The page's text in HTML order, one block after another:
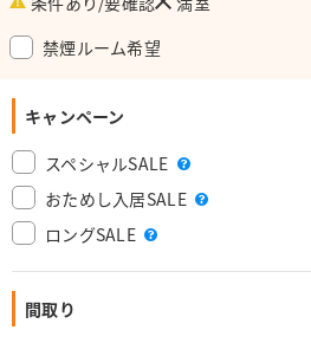
禁煙ルーム希望
キャンペーン
スペシャルSALE
おためし入居SALE
ロングSALE
間取り